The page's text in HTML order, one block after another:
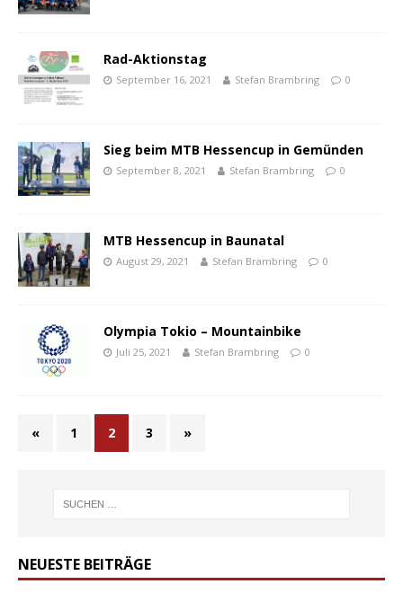
Rad-Aktionstag
September 16, 2021 Stefan Brambring 0
Sieg beim MTB Hessencup in Gemünden
September 8, 2021 Stefan Brambring 0
MTB Hessencup in Baunatal
August 29, 2021 Stefan Brambring 0
Olympia Tokio – Mountainbike
Juli 25, 2021 Stefan Brambring 0
« 1 2 3 »
NEUESTE BEITRÄGE